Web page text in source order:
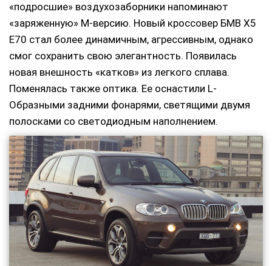
«подросшие» воздухозаборники напоминают
«заряженную» М-версию. Новый кроссовер БМВ Х5
Е70 стал более динамичным, агрессивным, однако
смог сохранить свою элегантность. Появилась
новая внешность «катков» из легкого сплава.
Поменялась также оптика. Ее оснастили L-
Образными задними фонарями, светящими двумя
полосками со светодиодным наполнением.